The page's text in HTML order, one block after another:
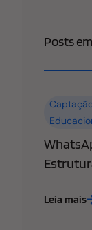
Posts
Leia mais